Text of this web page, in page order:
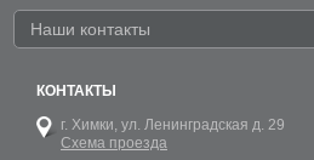
Наши контакты
КОНТАКТЫ
г. Химки, ул. Ленинградская д. 29
Схема проезда